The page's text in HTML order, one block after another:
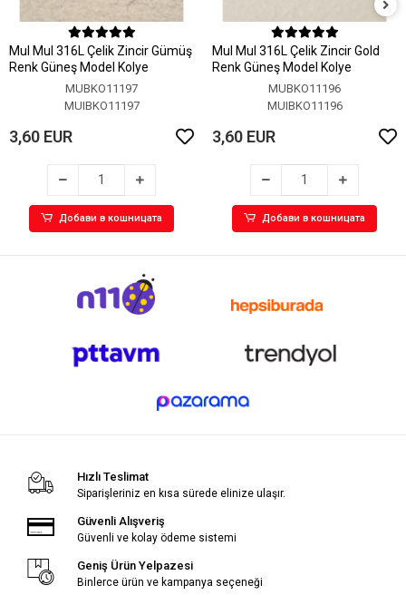
MuI MuI 316L Çelik Zincir Gümüş
Renk Güneş Model Kolye
MUBKO11197
MUIBKO11197
3,60 EUR
Добави в кошницата
MuI MuI 316L Çelik Zincir Gold
Renk Güneş Model Kolye
MUBKO11196
MUIBKO11196
3,60 EUR
Добави в кошницата
Hızlı Teslimat
Siparişleriniz en kısa sürede elinize ulaşır.
Güvenli Alışveriş
Güvenli ve kolay ödeme sistemi
Geniş Ürün Yelpazesi
Binlerce ürün ve kampanya seçeneği